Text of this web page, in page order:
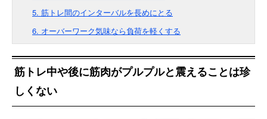
5. 筋トレ間のインターバルを長めにとる
6. オーバーワーク気味なら負荷を軽くする
筋トレ中や後に筋肉がプルプルと震えることは珍
しくない